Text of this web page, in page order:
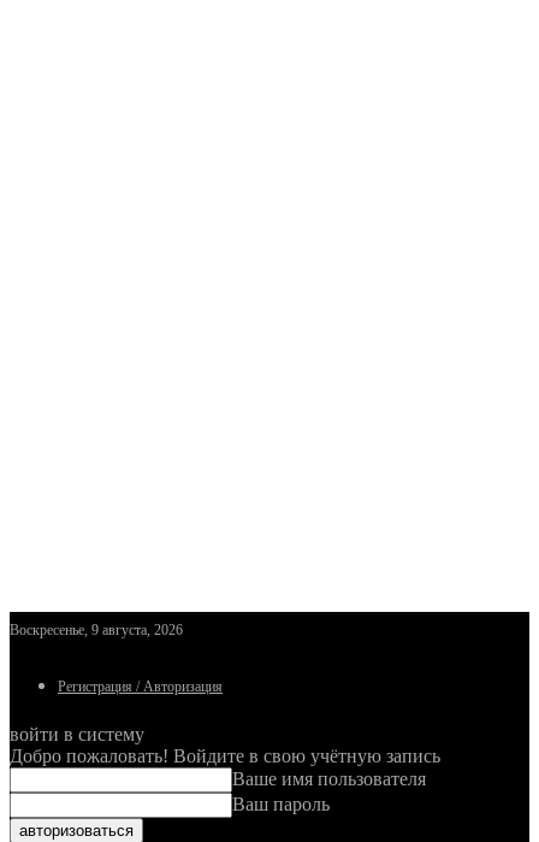
Воскресенье, 9 августа, 2026
Регистрация / Авторизация
войти в систему
Добро пожаловать! Войдите в свою учётную запись
Ваше имя пользователя
Ваш пароль